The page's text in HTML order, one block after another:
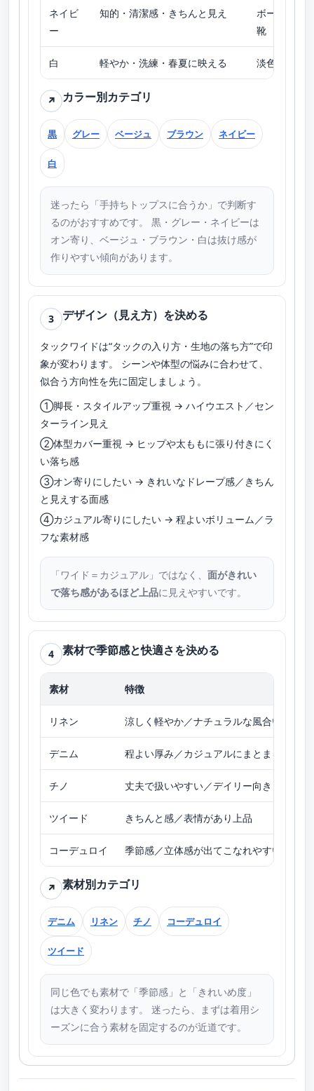
ネイビ
ー
知的・清潔感・きちんと見え
ボーダー／
靴
白 軽やか・洗練・春夏に映える 淡色トップ
↗ カラー別カテゴリ
黒 グレー ベージュ ブラウン ネイビー
白
迷ったら「手持ちトップスに合うか」で判断す
るのがおすすめです。 黒・グレー・ネイビーは
オン寄り、ベージュ・ブラウン・白は抜け感が
作りやすい傾向があります。
3 デザイン（見え方）を決める
タックワイドは“タックの入り方・生地の落ち方”で印
象が変わります。 シーンや体型の悩みに合わせて、
似合う方向性を先に固定しましょう。
①脚長・スタイルアップ重視 → ハイウエスト／セン
ターライン見え
②体型カバー重視 → ヒップや太ももに張り付きにく
い落ち感
③オン寄りにしたい → きれいなドレープ感／きちん
と見えする面感
④カジュアル寄りにしたい → 程よいボリューム／ラ
フな素材感
「ワイド＝カジュアル」ではなく、 面がきれい
で落ち感があるほど上品に見えやすいです。
4 素材で季節感と快適さを決める
素材 特徴
リネン 涼しく軽やか／ナチュラルな風合い
デニム 程よい厚み／カジュアルにまとまる
チノ 丈夫で扱いやすい／デイリー向き
ツイード きちんと感／表情があり上品
コーデュロイ 季節感／立体感が出てこなれやすい
↗ 素材別カテゴリ
デニム リネン チノ コーデュロイ
ツイード
同じ色でも素材で「季節感」と「きれいめ度」
は大きく変わります。 迷ったら、まずは着用シ
ーズンに合う素材を固定するのが近道です。